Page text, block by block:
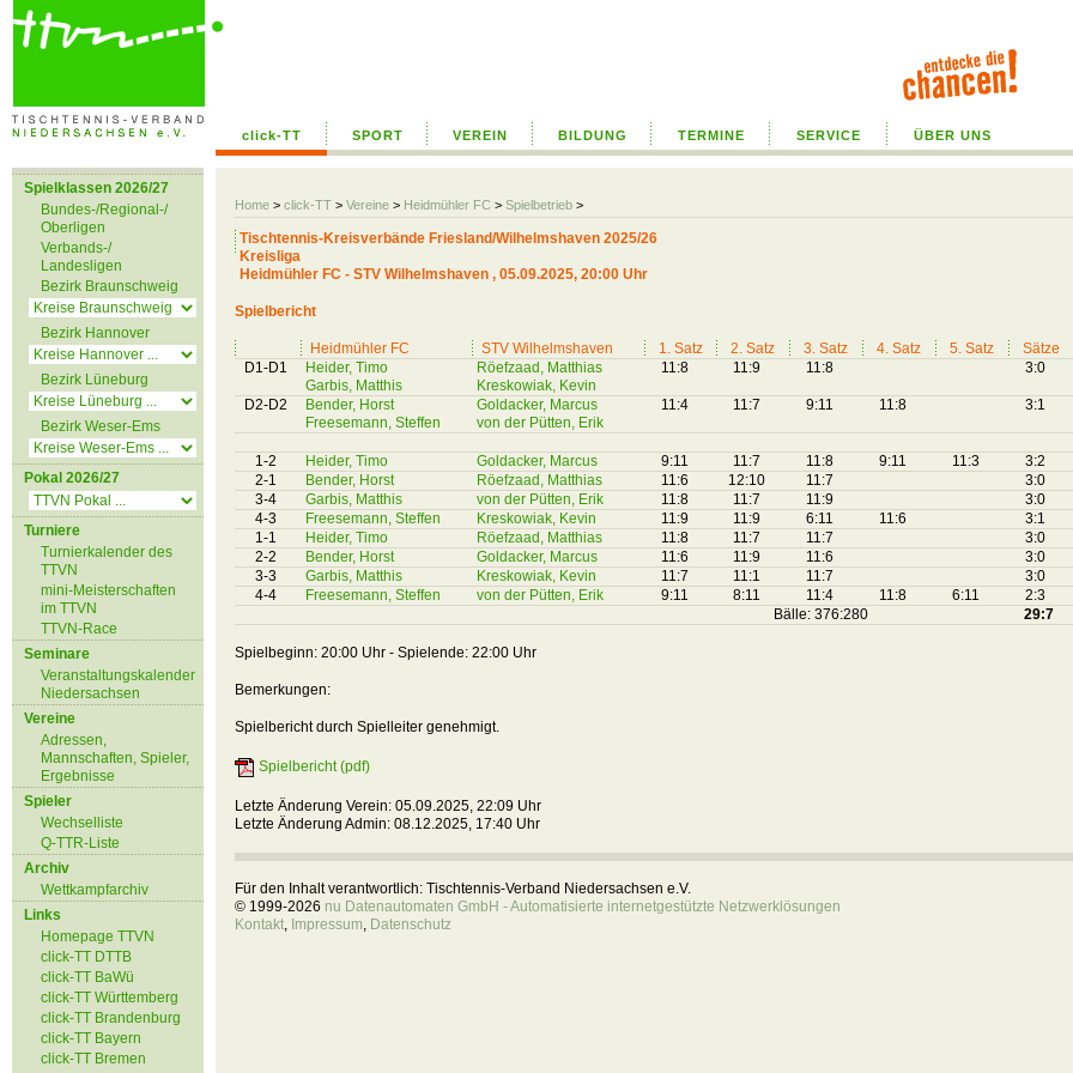
click-TT SPORT VEREIN BILDUNG TERMINE SERVICE ÜBER UNS
Home > click-TT > Vereine > Heidmühler FC > Spielbetrieb >
Spielklassen 2026/27
Bundes-/Regional-/
Oberligen
Verbands-/
Landesligen
Bezirk Braunschweig
Bezirk Hannover
Bezirk Lüneburg
Bezirk Weser-Ems
Pokal 2026/27
Turniere
Turnierkalender des
TTVN
mini-Meisterschaften
im TTVN
TTVN-Race
Seminare
Veranstaltungskalender
Niedersachsen
Vereine
Adressen,
Mannschaften, Spieler,
Ergebnisse
Spieler
Wechselliste
Q-TTR-Liste
Archiv
Wettkampfarchiv
Links
Homepage TTVN
click-TT DTTB
click-TT BaWü
click-TT Württemberg
click-TT Brandenburg
click-TT Bayern
click-TT Bremen
Tischtennis-Kreisverbände Friesland/Wilhelmshaven 2025/26
Kreisliga
Heidmühler FC - STV Wilhelmshaven , 05.09.2025, 20:00 Uhr
Spielbericht
Heidmühler FC STV Wilhelmshaven 1. Satz 2. Satz 3. Satz 4. Satz 5. Satz Sätze
D1-D1
Heider, Timo
Garbis, Matthis
Röefzaad, Matthias
Kreskowiak, Kevin
11:8 11:9 11:8 3:0
D2-D2
Bender, Horst
Freesemann, Steffen
Goldacker, Marcus
von der Pütten, Erik
11:4 11:7 9:11 11:8 3:1
1-2 Heider, Timo Goldacker, Marcus 9:11 11:7 11:8 9:11 11:3 3:2
2-1
Bender, Horst Röefzaad, Matthias 11:6 12:10 11:7 3:0
3-4
Garbis, Matthis von der Pütten, Erik 11:8 11:7 11:9 3:0
4-3
Freesemann, Steffen Kreskowiak, Kevin 11:9 11:9 6:11 11:6 3:1
1-1
Heider, Timo Röefzaad, Matthias 11:8 11:7 11:7 3:0
2-2
Bender, Horst Goldacker, Marcus 11:6 11:9 11:6 3:0
3-3
Garbis, Matthis Kreskowiak, Kevin 11:7 11:1 11:7 3:0
4-4
Freesemann, Steffen von der Pütten, Erik 9:11 8:11 11:4 11:8 6:11 2:3
Bälle: 376:280
29:7
Spielbeginn: 20:00 Uhr - Spielende: 22:00 Uhr
Bemerkungen:
Spielbericht durch Spielleiter genehmigt.
Spielbericht (pdf)
Letzte Änderung Verein: 05.09.2025, 22:09 Uhr
Letzte Änderung Admin: 08.12.2025, 17:40 Uhr
Für den Inhalt verantwortlich: Tischtennis-Verband Niedersachsen e.V.
© 1999-2026 nu Datenautomaten GmbH - Automatisierte internetgestützte Netzwerklösungen
Kontakt, Impressum, Datenschutz